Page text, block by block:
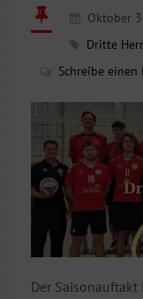
Oktober
Dritte
Schreibe einen
Der